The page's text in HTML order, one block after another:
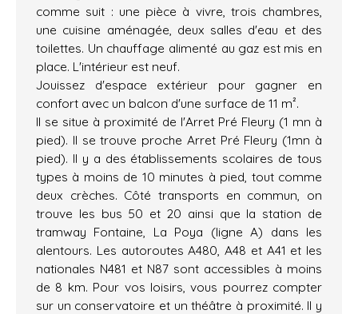
comme suit : une pièce à vivre, trois chambres,
une cuisine aménagée, deux salles d'eau et des
toilettes. Un chauffage alimenté au gaz est mis en
place. L'intérieur est neuf.
Jouissez d'espace extérieur pour gagner en
confort avec un balcon d'une surface de 11 m².
Il se situe à proximité de l'Arret Pré Fleury (1 mn à
pied). Il se trouve proche Arret Pré Fleury (1mn à
pied). Il y a des établissements scolaires de tous
types à moins de 10 minutes à pied, tout comme
deux crèches. Côté transports en commun, on
trouve les bus 50 et 20 ainsi que la station de
tramway Fontaine, La Poya (ligne A) dans les
alentours. Les autoroutes A480, A48 et A41 et les
nationales N481 et N87 sont accessibles à moins
de 8 km. Pour vos loisirs, vous pourrez compter
sur un conservatoire et un théâtre à proximité. Il y